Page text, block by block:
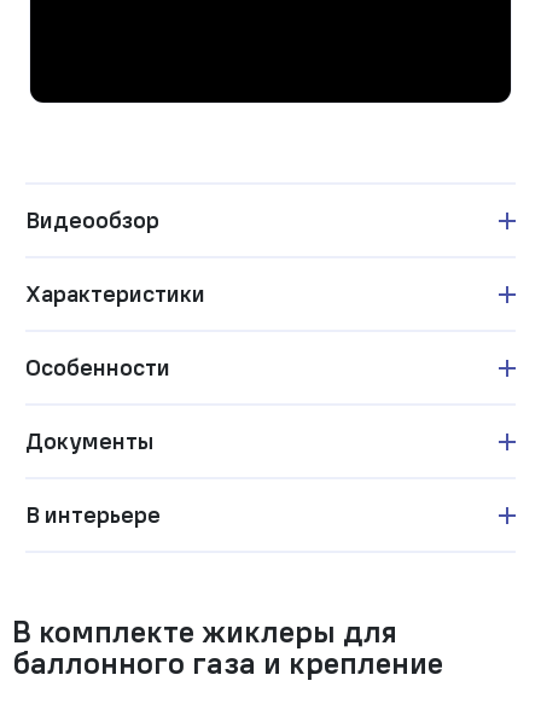
Видеообзор
Характеристики
Особенности
Документы
В интерьере
В комплекте жиклеры для
баллонного газа и крепление